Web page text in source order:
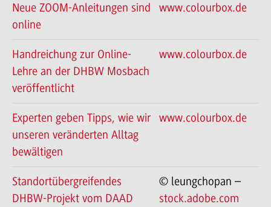
Neue ZOOM-Anleitungen sind
online
www.colourbox.de
Handreichung zur Online-
Lehre an der DHBW Mosbach
veröffentlicht
www.colourbox.de
Experten geben Tipps, wie wir
unseren veränderten Alltag
bewältigen
www.colourbox.de
Standortübergreifendes
DHBW-Projekt vom DAAD
© leungchopan –
stock.adobe.com